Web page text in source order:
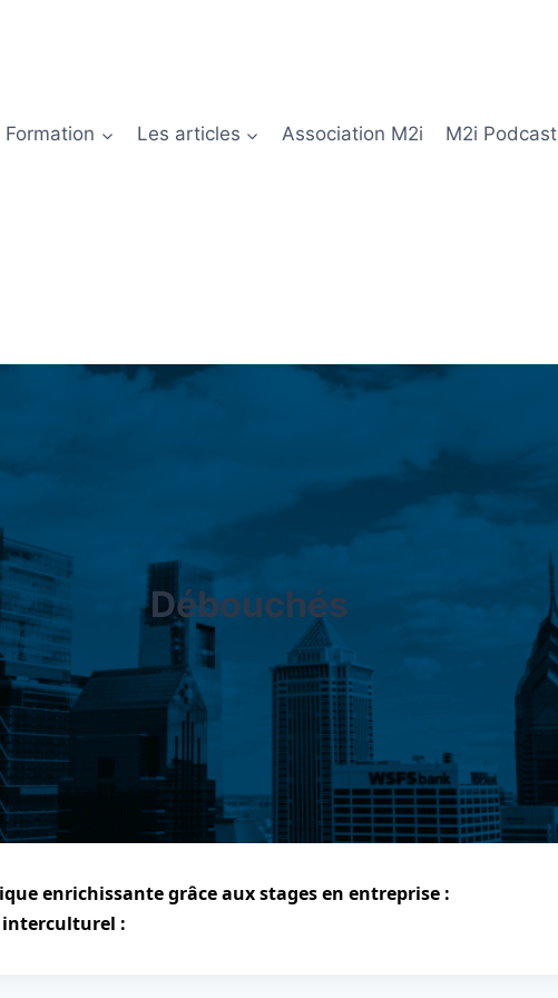
Formation Les articles Association M2i M2i Podcast
Débouchés
enrichissante grâce aux stages en entreprise :
interculturel :